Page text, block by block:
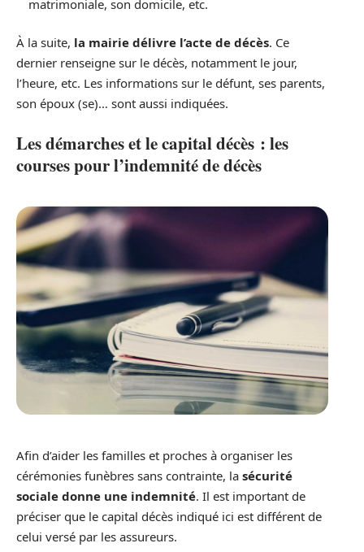
matrimoniale, son domicile, etc.
À la suite, la mairie délivre l’acte de décès. Ce
dernier renseigne sur le décès, notamment le jour,
l’heure, etc. Les informations sur le défunt, ses parents,
son époux (se)… sont aussi indiquées.
Les démarches et le capital décès : les
courses pour l’indemnité de décès
Afin d’aider les familles et proches à organiser les
cérémonies funèbres sans contrainte, la sécurité
sociale donne une indemnité. Il est important de
préciser que le capital décès indiqué ici est différent de
celui versé par les assureurs.